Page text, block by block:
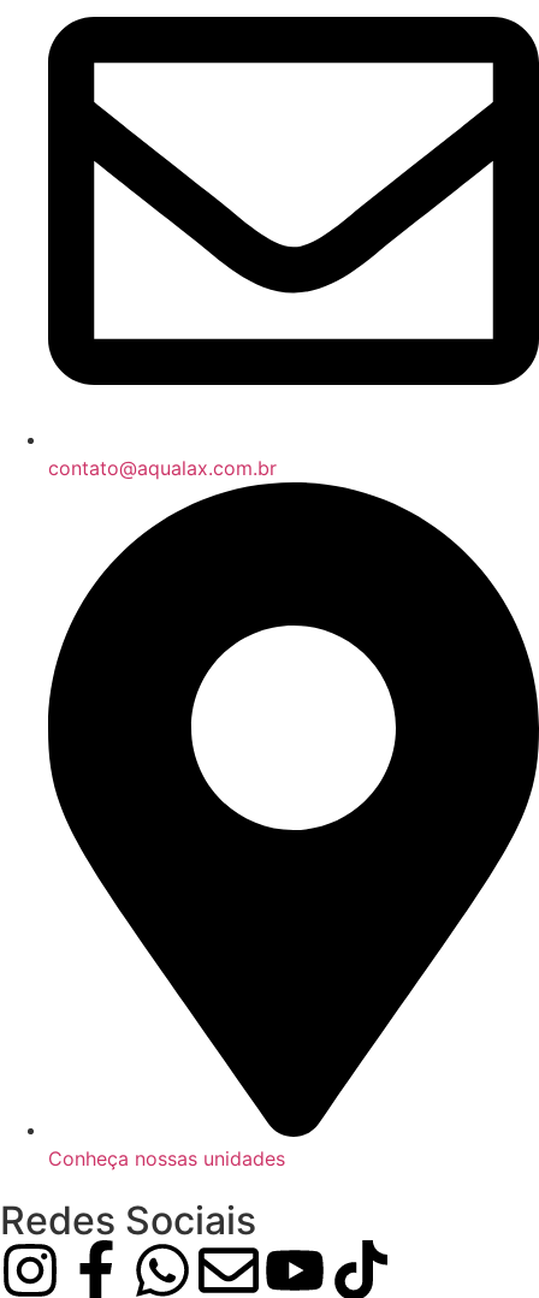
contato@aqualax.com.br
Conheça nossas unidades
Redes Sociais